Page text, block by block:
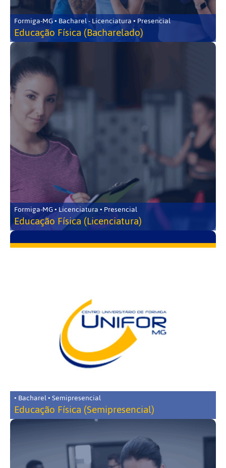
Formiga-MG • Bacharel - Licenciatura • Presencial
Educação Física (Bacharelado)
Formiga-MG • Licenciatura • Presencial
Educação Física (Licenciatura)
• Bacharel • Semipresencial
Educação Física (Semipresencial)